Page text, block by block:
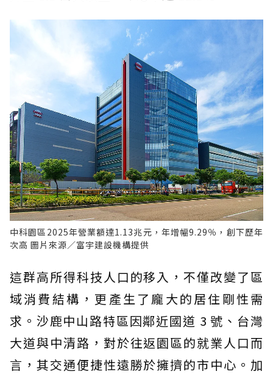
中科園區2025年營業額達1.13兆元，年增幅9.29％，創下歷年
次高 圖片來源／富宇建設機構提供
這群高所得科技人口的移入，不僅改變了區
域消費結構，更產生了龐大的居住剛性需
求。沙鹿中山路特區因鄰近國道 3 號、台灣
大道與中清路，對於往返園區的就業人口而
言，其交通便捷性遠勝於擁擠的市中心。加